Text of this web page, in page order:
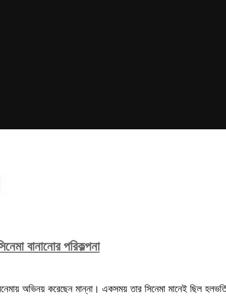
বানানোর পরিকল্পনা
অভিনয় করেছেন মান্না। একসময় তার সিনেমা মানেই ছিল